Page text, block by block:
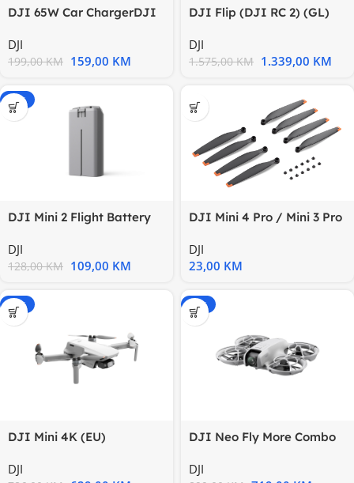
DJI 65W Car ChargerDJI
DJI
199,00KM 159,00 KM
DJI Flip (DJI RC 2) (GL)
DJI
1.575,00KM 1.339,00 KM
-15%
DJI Mini 2 Flight Battery
DJI
128,00KM 109,00 KM
DJI Mini 4 Pro / Mini 3 Pro
DJI
23,00 KM
-20%
DJI Mini 4K (EU)
DJI
-20%
DJI Neo Fly More Combo
DJI